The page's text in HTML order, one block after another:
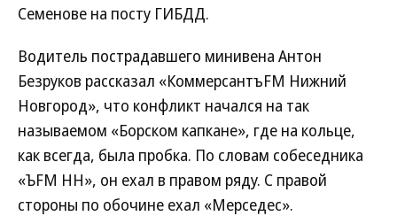
Семенове на посту ГИБДД.
Водитель пострадавшего минивена Антон
Безруков рассказал «КоммерсантъFM Нижний
Новгород», что конфликт начался на так
называемом «Борском капкане», где на кольце,
как всегда, была пробка. По словам собеседника
«ЪFM НН», он ехал в правом ряду. С правой
стороны по обочине ехал «Мерседес».